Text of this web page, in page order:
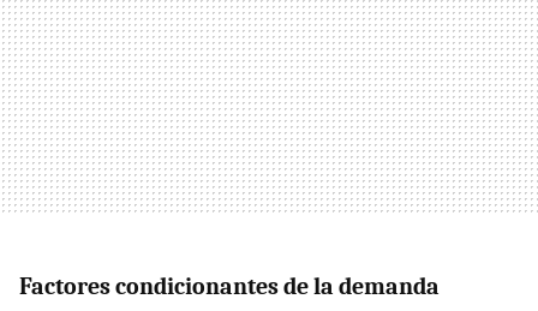
Factores condicionantes de la demanda